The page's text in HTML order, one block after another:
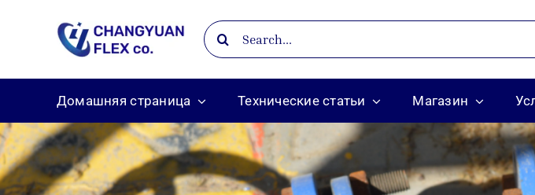
content
Search
for:
Домашняя страница Технические статьи Магазин